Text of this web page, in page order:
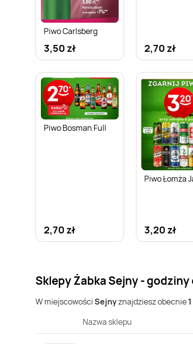
Piwo Carlsberg
3,50 zł 2,70 zł
Piwo Bosman Full
2,70 zł
Piwo Łomża
3,20 zł
Sklepy Żabka Sejny -
W miejscowościSejnyznajdziesz obecnie
Nazwa sklepu